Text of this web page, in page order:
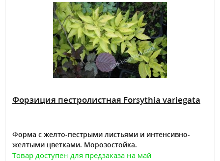
Форзиция пестролистная Forsythia variegata
Форма с желто-пестрыми листьями и интенсивно-
желтыми цветками. Морозостойка.
Товар доступен для предзаказа на май